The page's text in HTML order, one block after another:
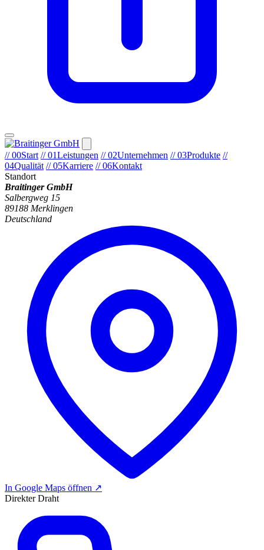
// 00Start // 01Leistungen // 02Unternehmen // 03Produkte //
04Qualität // 05Karriere // 06Kontakt
Standort
Braitinger GmbH
Salbergweg 15
89188 Merklingen
Deutschland
In Google Maps öffnen ↗
Direkter Draht